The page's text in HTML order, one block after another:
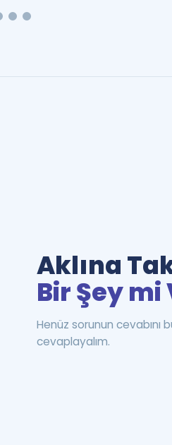
Aklına
Bir Şey mi
Henüz sorunun cevabını
cevaplayalım.